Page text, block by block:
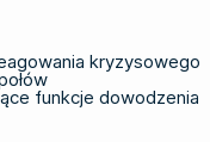
kryzysowego
funkcje dowodzenia